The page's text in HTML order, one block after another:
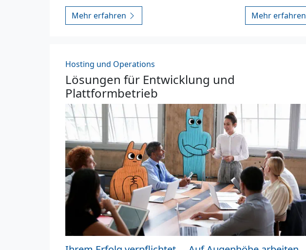
Mehr erfahren Mehr erfahren
Hosting und Operations
Lösungen für Entwicklung und
Plattformbetrieb